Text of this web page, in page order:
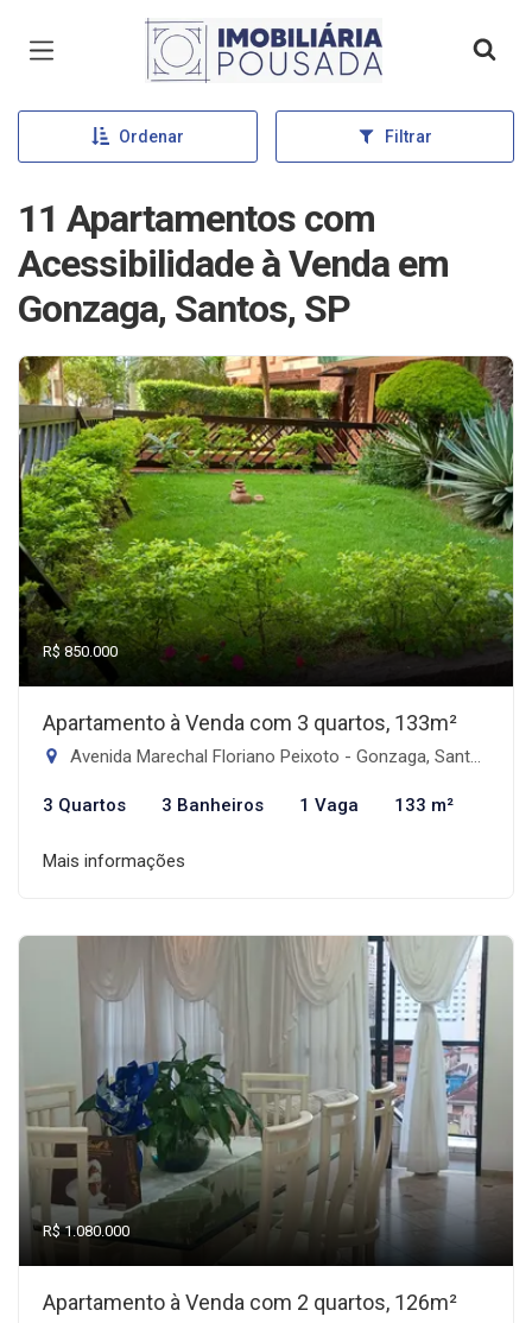
Página inicial
Ordenar Filtrar
11 Apartamentos com
Acessibilidade à Venda em
Gonzaga, Santos, SP
R$ 850.000
Apartamento à Venda com 3 quartos, 133m²
Avenida Marechal Floriano Peixoto - Gonzaga, Santos-SP
3 Quartos 3 Banheiros 1 Vaga 133 m²
Mais informações
R$ 1.080.000
Apartamento à Venda com 2 quartos, 126m²